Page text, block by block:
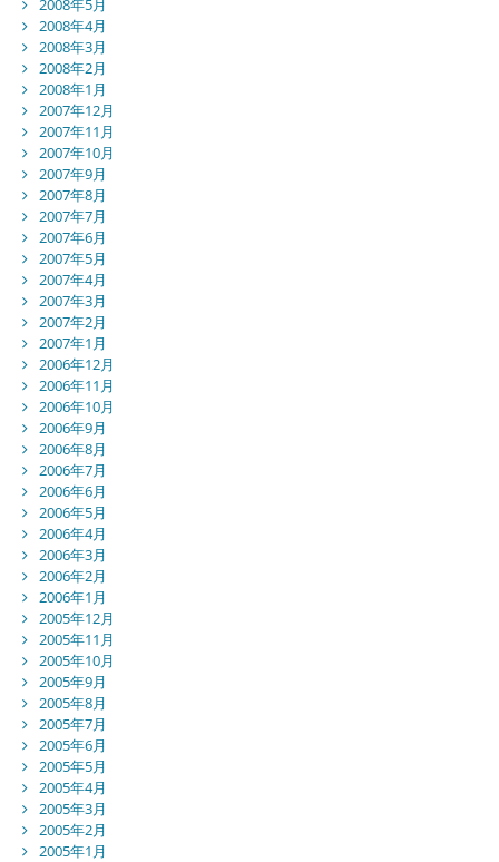
2008年4月
2008年3月
2008年2月
2008年1月
2007年12月
2007年11月
2007年10月
2007年9月
2007年8月
2007年7月
2007年6月
2007年5月
2007年4月
2007年3月
2007年2月
2007年1月
2006年12月
2006年11月
2006年10月
2006年9月
2006年8月
2006年7月
2006年6月
2006年5月
2006年4月
2006年3月
2006年2月
2006年1月
2005年12月
2005年11月
2005年10月
2005年9月
2005年8月
2005年7月
2005年6月
2005年5月
2005年4月
2005年3月
2005年2月
2005年1月